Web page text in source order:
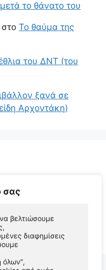
σας
βελτιώσουμε
διαφημίσεις
όλων",
το θάνατο του
στο Το θαύμα της
του ΔΝΤ (του
ξανά σε
Αρχοντάκη)
Φυσικός Συγγραφέας